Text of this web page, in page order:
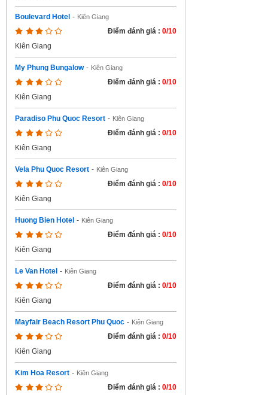
Boulevard Hotel - Kiên Giang
Điểm đánh giá : 0/10
Kiên Giang
My Phung Bungalow - Kiên Giang
Điểm đánh giá : 0/10
Kiên Giang
Paradiso Phu Quoc Resort - Kiên Giang
Điểm đánh giá : 0/10
Kiên Giang
Vela Phu Quoc Resort - Kiên Giang
Điểm đánh giá : 0/10
Kiên Giang
Huong Bien Hotel - Kiên Giang
Điểm đánh giá : 0/10
Kiên Giang
Le Van Hotel - Kiên Giang
Điểm đánh giá : 0/10
Kiên Giang
Mayfair Beach Resort Phu Quoc - Kiên Giang
Điểm đánh giá : 0/10
Kiên Giang
Kim Hoa Resort - Kiên Giang
Điểm đánh giá : 0/10